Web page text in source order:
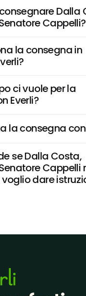
Dalla
Cappelli?
la consegna in
ci vuole per la
Everli?
la consegna con
se Dalla Costa,
Cappelli
dare